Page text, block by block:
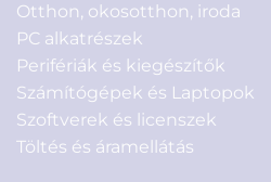
Otthon, okosotthon, iroda
PC alkatrészek
Perifériák és kiegészítők
Számítógépek és Laptopok
Szoftverek és licenszek
Töltés és áramellátás